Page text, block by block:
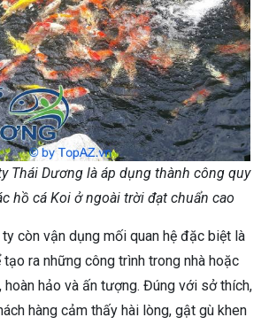
Thái Dương là áp dụng thành công quy
hồ cá Koi ở ngoài trời đạt chuẩn cao
còn vận dụng mối quan hệ đặc biệt là
ra những công trình trong nhà hoặc
hảo và ấn tượng. Đúng với sở thích,
hàng cảm thấy hài lòng, gật gù khen